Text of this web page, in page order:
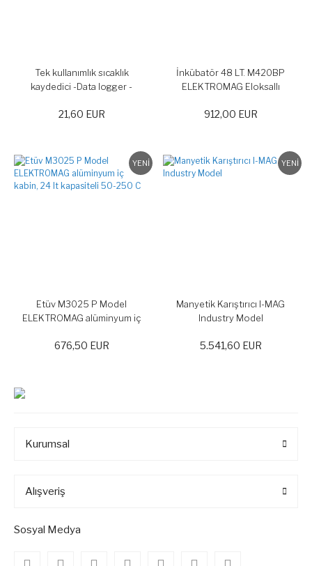
Tek kullanımlık sıcaklık
kaydedici -Data logger -
21,60 EUR
İnkübatör 48 LT. M420BP
ELEKTROMAG Eloksallı
°C
912,00 EUR
YENİ
Etüv M3025 P Model
ELEKTROMAG alüminyum iç
676,50 EUR
YENİ
Manyetik Karıştırıcı I-MAG
Industry Model
5.541,60 EUR
Kurumsal
Alışveriş
Sosyal Medya